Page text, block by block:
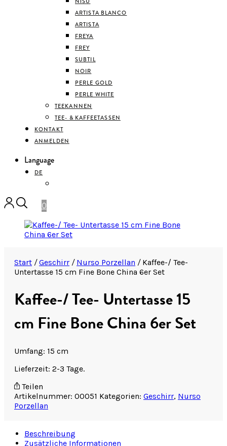
ARTISTA BLANCO
ARTISTA
FREYA
FREY
SUBTIL
NOIR
PERLE GOLD
PERLE WHITE
TEEKANNEN
TEE- & KAFFEETASSEN
KONTAKT
ANMELDEN
Language
DE
0
Start / Geschirr / Nurso Porzellan /Kaffee-/ Tee-
Untertasse 15 cm Fine Bone China 6er Set
Kaffee-/ Tee- Untertasse 15
cm Fine Bone China 6er Set
Umfang: 15 cm
Lieferzeit: 2-3 Tage.
Teilen
Artikelnummer: 00051 Kategorien: Geschirr, Nurso
Porzellan
Beschreibung
Zusätzliche Informationen